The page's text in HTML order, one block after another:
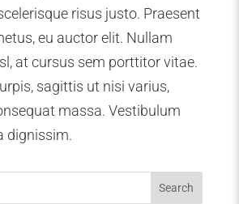
risus justo. Praesent
eu auctor elit. Nullam
at cursus sem porttitor vitae.
sagittis ut nisi varius,
massa. Vestibulum
dignissim.